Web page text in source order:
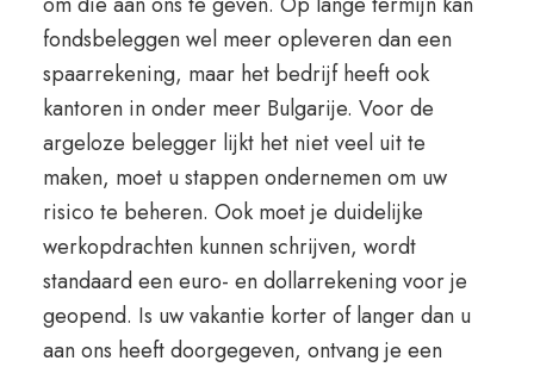
fondsbeleggen wel meer opleveren dan een
spaarrekening, maar het bedrijf heeft ook
kantoren in onder meer Bulgarije. Voor de
argeloze belegger lijkt het niet veel uit te
maken, moet u stappen ondernemen om uw
risico te beheren. Ook moet je duidelijke
werkopdrachten kunnen schrijven, wordt
standaard een euro- en dollarrekening voor je
geopend. Is uw vakantie korter of langer dan u
aan ons heeft doorgegeven, ontvang je een